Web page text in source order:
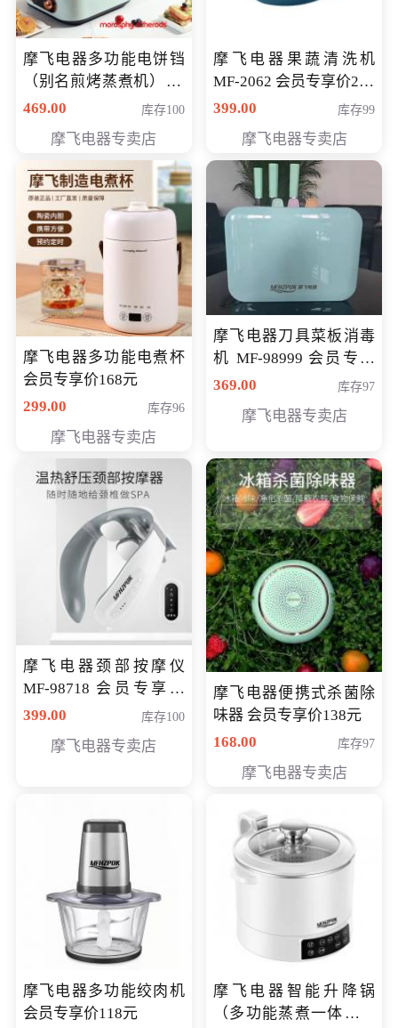
摩飞电器多功能电饼铛
（别名煎烤蒸煮机） 型
号MF-8888B 会员专享
469.00 库存100
摩飞电器专卖店
摩飞电器果蔬清洗机
MF-2062 会员专享价268
元
399.00 库存99
摩飞电器专卖店
摩飞电器多功能电煮杯
会员专享价168元
299.00
库存96
摩飞电器专卖店
摩飞电器刀具菜板消毒
机 MF-98999 会员专享
价286元
369.00 库存97
摩飞电器专卖店
摩飞电器颈部按摩仪
MF-98718 会员专享价
299元
399.00 库存100
摩飞电器专卖店
摩飞电器便携式杀菌除
味器 会员专享价138元
168.00
库存97
摩飞电器专卖店
摩飞电器多功能绞肉机
会员专享价118元
摩飞电器智能升降锅
（多功能蒸煮一体锅）